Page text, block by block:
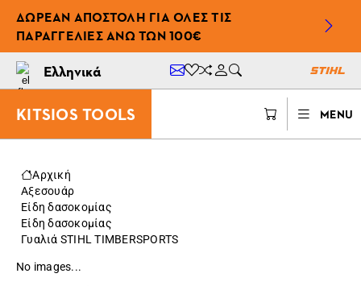
ΔΩΡΕΆΝ ΑΠΟΣΤΟΛΉ ΓΙΑ ΌΛΕΣ ΤΙΣ
ΠΑΡΑΓΓΕΛΊΕΣ ΆΝΩ ΤΩΝ 100€
Ελληνικά
KITSIOS TOOLS MENU
Αρχική
Αξεσουάρ
Είδη δασοκομίας
Είδη δασοκομίας
Γυαλιά STIHL TIMBERSPORTS
No images...